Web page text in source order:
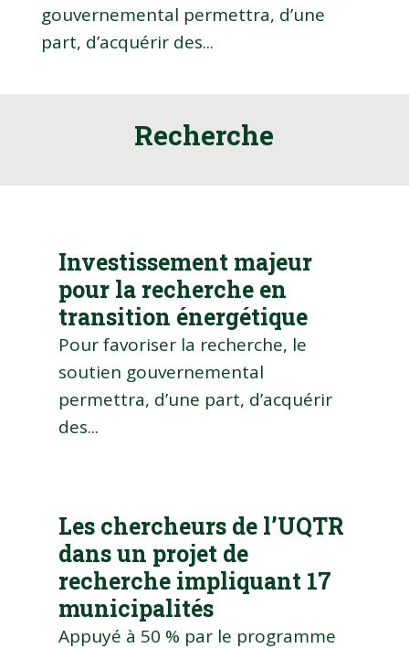
gouvernemental permettra, d’une
part, d’acquérir des...
Recherche
Investissement majeur
pour la recherche en
transition énergétique
Pour favoriser la recherche, le
soutien gouvernemental
permettra, d’une part, d’acquérir
des...
Les chercheurs de l’UQTR
dans un projet de
recherche impliquant 17
municipalités
Appuyé à 50 % par le programme